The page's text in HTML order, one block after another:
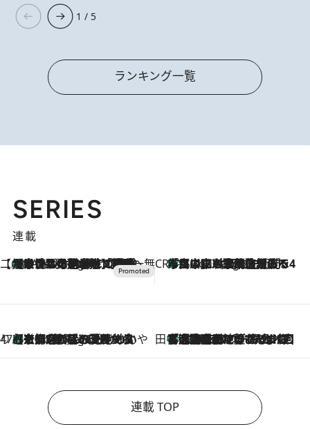
1 / 5
ランキング一覧
SERIES
連載
【CREA×星野リゾート】唯一無二。癒しと発見が待つ場所へ
6 Hours Ago
【トンボの足水浴】ヒノキの香りに包まれて涼感マックス！約13℃の湧水かけ流しを避暑地「星野温泉 トンボの湯」で体験 CREA'S CHOICE
8 Hours Ago
「立川にも歌舞伎があるんだよ」 片岡仁左衛門・市川中車ら豪華座組みで4年目の立川立飛歌舞伎へ
47都道府県の手みやげ ひんやりスイーツで夏を満喫
8 Hours Ago
【京都府】この夏絶対食べたい 冷やしておいしいおやつ3選 ひと口目から心を掴む新緑のテリーヌ 田中稲の勝手に再ブーム
2026.8.7
「湘南乃風に憧れて」観客大盛上がりの“タオル回し”に、ラッパー顔負けの高速歌唱まで…さだまさし（74）のアグレッシブすぎる現在地
連載 TOP